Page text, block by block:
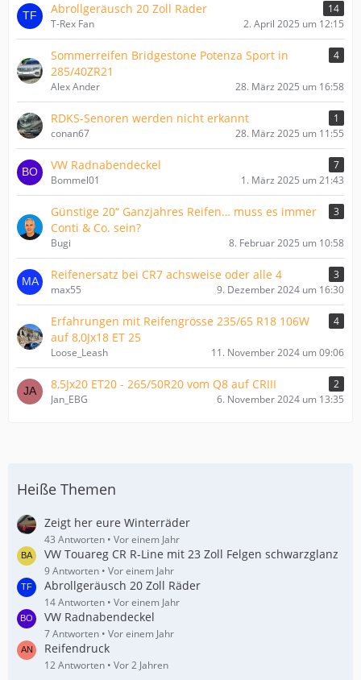
Abrollgeräusch 20 Zoll Räder
14
T-Rex Fan
2. April 2025 um 12:15
Sommerreifen Bridgestone Potenza Sport in
285/40ZR21
4
Alex Ander 28. März 2025 um 16:58
RDKS-Senoren werden nicht erkannt
1
conan67
28. März 2025 um 11:55
VW Radnabendeckel
7
Bommel01
1. März 2025 um 21:43
Günstige 20“ Ganzjahres Reifen… muss es immer
Conti & Co. sein?
3
Bugi 8. Februar 2025 um 10:58
Reifenersatz bei CR7 achsweise oder alle 4
3
max55
9. Dezember 2024 um 16:30
Erfahrungen mit Reifengrösse 235/65 R18 106W
auf 8,0Jx18 ET 25
4
Loose_Leash 11. November 2024 um 09:06
8,5Jx20 ET20 - 265/50R20 vom Q8 auf CRIII
2
Jan_EBG
6. November 2024 um 13:35
Heiße Themen
Zeigt her eure Winterräder
43 Antworten Vor einem Jahr
VW Touareg CR R-Line mit 23 Zoll Felgen schwarzglanz
9 Antworten Vor einem Jahr
Abrollgeräusch 20 Zoll Räder
14 Antworten Vor einem Jahr
VW Radnabendeckel
7 Antworten Vor einem Jahr
Reifendruck
12 Antworten Vor 2 Jahren